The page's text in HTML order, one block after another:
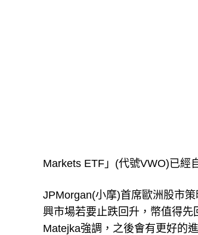
Markets ETF」(代號VWO)已經
JPMorgan(小摩)首席歐洲股市
興市場若要止跌回升，幣值得先
Matejka強調，之後會有更好的